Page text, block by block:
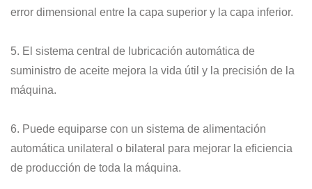
error dimensional entre la capa superior y la capa inferior.
5. El sistema central de lubricación automática de
suministro de aceite mejora la vida útil y la precisión de la
máquina.
6. Puede equiparse con un sistema de alimentación
automática unilateral o bilateral para mejorar la eficiencia
de producción de toda la máquina.